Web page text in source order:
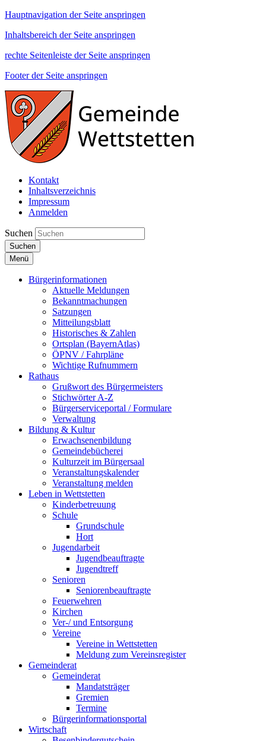
Hauptnavigation der Seite anspringen
Inhaltsbereich der Seite anspringen
rechte Seitenleiste der Seite anspringen
Footer der Seite anspringen
Kontakt
Inhaltsverzeichnis
Impressum
Anmelden
Suchen
Suchen
Menü
Bürgerinformationen
Aktuelle Meldungen
Bekanntmachungen
Satzungen
Mitteilungsblatt
Historisches & Zahlen
Ortsplan (BayernAtlas)
ÖPNV / Fahrpläne
Wichtige Rufnummern
Rathaus
Grußwort des Bürgermeisters
Stichwörter A-Z
Bürgerserviceportal / Formulare
Verwaltung
Bildung & Kultur
Erwachsenenbildung
Gemeindebücherei
Kulturzeit im Bürgersaal
Veranstaltungskalender
Veranstaltung melden
Leben in Wettstetten
Kinderbetreuung
Schule
Grundschule
Hort
Jugendarbeit
Jugendbeauftragte
Jugendtreff
Senioren
Seniorenbeauftragte
Feuerwehren
Kirchen
Ver-/ und Entsorgung
Vereine
Vereine in Wettstetten
Meldung zum Vereinsregister
Gemeinderat
Gemeinderat
Mandatsträger
Gremien
Termine
Bürgerinformationsportal
Wirtschaft